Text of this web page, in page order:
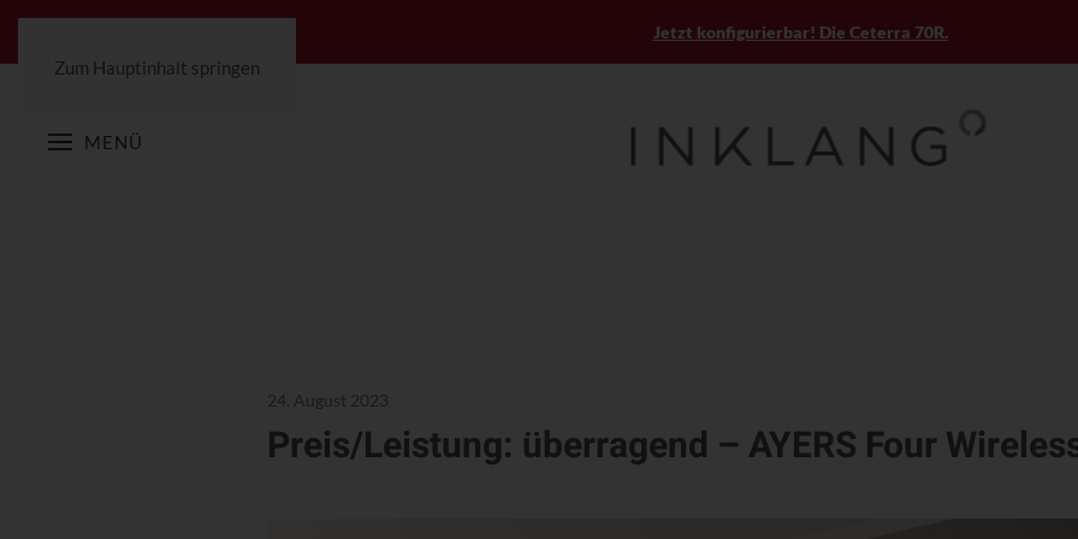
Zum Hauptinhalt springen
MENÜ
Jetzt konfigurierbar! Die Ceterra 70R.
24. August 2023
Preis/Leistung: überragend – AYERS Four